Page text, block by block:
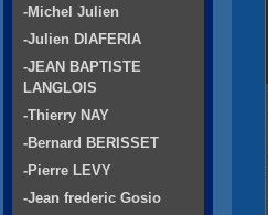
-Michel Julien
-Julien DIAFERIA
-JEAN BAPTISTE
LANGLOIS
-Thierry NAY
-Bernard BERISSET
-Pierre LEVY
-Jean frederic Gosio